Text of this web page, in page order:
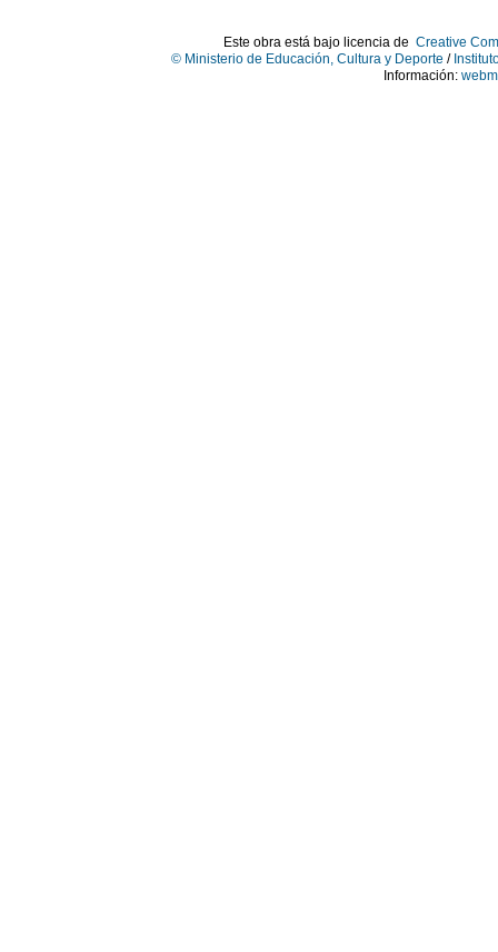
Este obra está bajo licencia de Creative
© Ministerio de Educación, Cultura y Deporte /
Información: